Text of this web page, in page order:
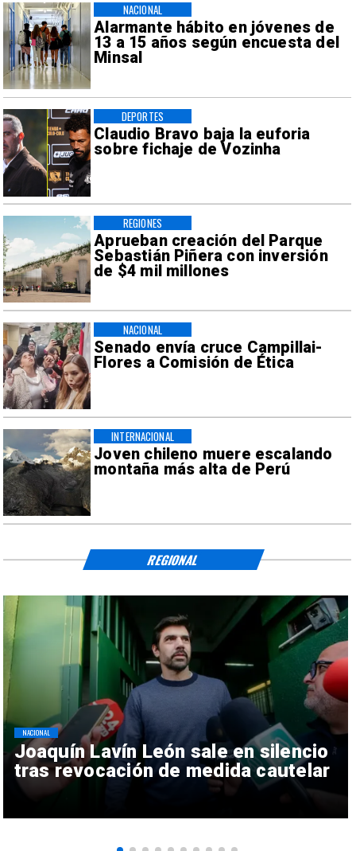
Alarmante hábito en jóvenes de
13 a 15 años según encuesta del
Minsal
NACIONAL
Claudio Bravo baja la euforia
sobre fichaje de Vozinha
DEPORTES
Aprueban creación del Parque
Sebastián Piñera con inversión
de $4 mil millones
REGIONES
Senado envía cruce Campillai-
Flores a Comisión de Ética
NACIONAL
Joven chileno muere escalando
montaña más alta de Perú
INTERNACIONAL
Joaquín Lavín León sale en silencio
tras revocación de medida cautelar
NACIONAL
REGIONAL